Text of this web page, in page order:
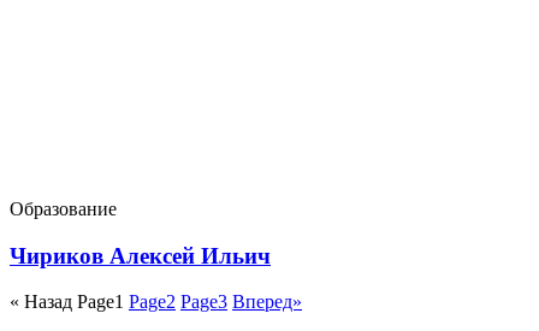
Образование
Чириков Алексей Ильич
« Назад Page1 Page2 Page3 Вперед»